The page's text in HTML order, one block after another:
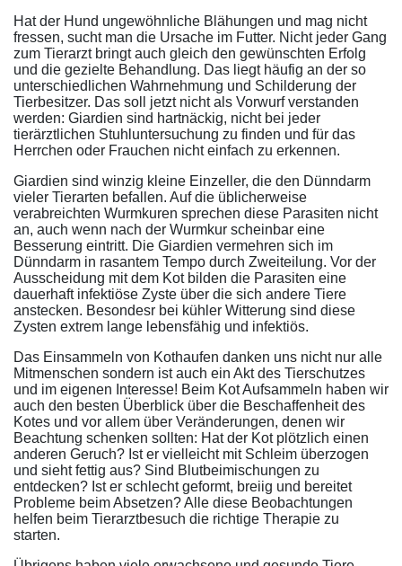
Hat der Hund ungewöhnliche Blähungen und mag nicht
fressen, sucht man die Ursache im Futter. Nicht jeder Gang
zum Tierarzt bringt auch gleich den gewünschten Erfolg
und die gezielte Behandlung. Das liegt häufig an der so
unterschiedlichen Wahrnehmung und Schilderung der
Tierbesitzer. Das soll jetzt nicht als Vorwurf verstanden
werden: Giardien sind hartnäckig, nicht bei jeder
tierärztlichen Stuhluntersuchung zu finden und für das
Herrchen oder Frauchen nicht einfach zu erkennen.
Giardien sind winzig kleine Einzeller, die den Dünndarm
vieler Tierarten befallen. Auf die üblicherweise
verabreichten Wurmkuren sprechen diese Parasiten nicht
an, auch wenn nach der Wurmkur scheinbar eine
Besserung eintritt. Die Giardien vermehren sich im
Dünndarm in rasantem Tempo durch Zweiteilung. Vor der
Ausscheidung mit dem Kot bilden die Parasiten eine
dauerhaft infektiöse Zyste über die sich andere Tiere
anstecken. Besondesr bei kühler Witterung sind diese
Zysten extrem lange lebensfähig und infektiös.
Das Einsammeln von Kothaufen danken uns nicht nur alle
Mitmenschen sondern ist auch ein Akt des Tierschutzes
und im eigenen Interesse! Beim Kot Aufsammeln haben wir
auch den besten Überblick über die Beschaffenheit des
Kotes und vor allem über Veränderungen, denen wir
Beachtung schenken sollten: Hat der Kot plötzlich einen
anderen Geruch? Ist er vielleicht mit Schleim überzogen
und sieht fettig aus? Sind Blutbeimischungen zu
entdecken? Ist er schlecht geformt, breiig und bereitet
Probleme beim Absetzen? Alle diese Beobachtungen
helfen beim Tierarztbesuch die richtige Therapie zu
starten.